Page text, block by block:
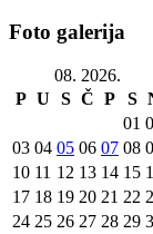
Foto galerija
08. 2026.
P U S Č P S
01
03 04 05 06 07 08
10 11 12 13 14 15
17 18 19 20 21 22
24 25 26 27 28 29